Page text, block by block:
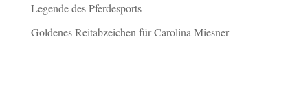
Legende des Pferdesports
Goldenes Reitabzeichen für Carolina Miesner